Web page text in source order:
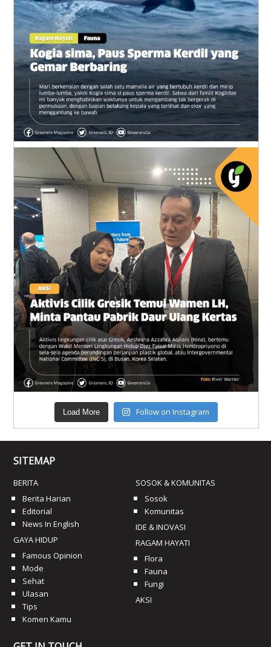
Load More Follow on Instagram
SITEMAP
BERITA
Berita Harian
Editorial
News In English
GAYA HIDUP
Famous Opinion
Mode
Sehat
Ulasan
Tips
Komen Kamu
SOSOK & KOMUNITAS
Sosok
Komunitas
IDE & INOVASI
RAGAM HAYATI
Flora
Fauna
Fungi
AKSI